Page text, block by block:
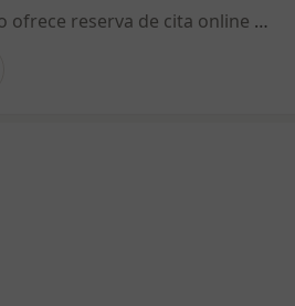
Este especialista no ofrece reserva de cita online en esta dirección.